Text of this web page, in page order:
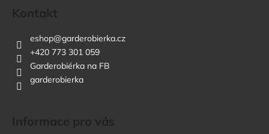
eshop@garderobierka.cz
+420 773 301 059
Garderobiérka na FB
garderobierka